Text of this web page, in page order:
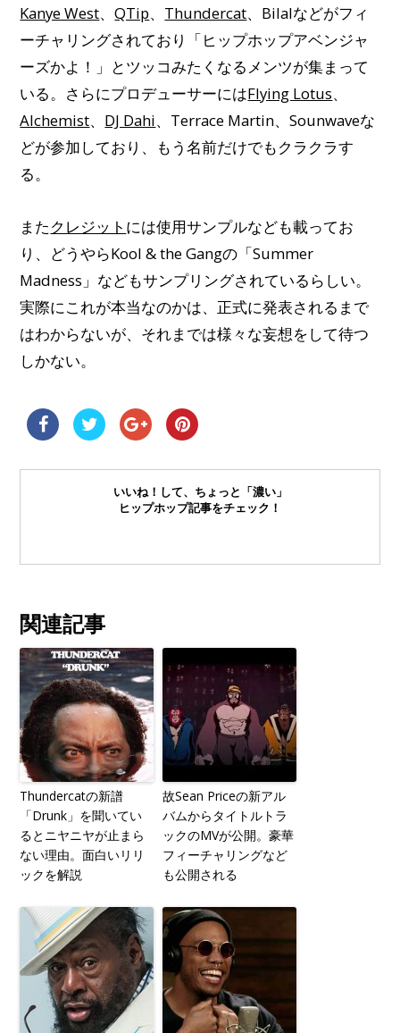
Kanye West、QTip、 Thundercat、Bilalなどがフィ
ーチャリングされており「ヒップホップアベンジャ
ーズかよ！」とツッコみたくなるメンツが集まって
いる。さらにプロデューサーにはFlying Lotus、
Alchemist、 DJ Dahi、Terrace Martin、Sounwaveな
どが参加しており、もう名前だけでもクラクラす
る。
またクレジット には使用サンプルなども載ってお
り、どうやらKool & the Gangの「Summer
Madness」などもサンプリングされているらしい。
実際にこれが本当なのかは、正式に発表されるまで
はわからないが、それまでは様々な妄想をして待つ
しかない。
いいね！して、ちょっと「濃い」
ヒップホップ記事をチェック！
関連記事
Thundercatの新譜
「Drunk」を聞いてい
るとニヤニヤが止まら
ない理由。面白いリリ
ックを解説
故Sean Priceの新アル
バムからタイトルトラ
ックのMVが公開。豪華
フィーチャリングなど
も公開される